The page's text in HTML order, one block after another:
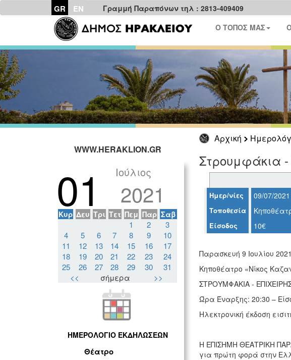
GR EN Γραμμή Παραπόνων τηλ : 2813-409409
Ο ΤΟΠΟΣ ΜΑΣ
Αρχική
WWW.HERAKLION.GR
01 Ιούλιος
2021
Κυρ Δευ Τρι Τετ Πεμ Παρ Σαβ
1 2
3
4
5 6 7 8 9
10
11
12 13 14 15 16
17
18
19 20 21 22 23
24
25
26 27 28 29 30
31
<<
σήμερα >>
ΗΜΕΡΟΛΟΓΙΟ ΕΚΔΗΛΩΣΕΩΝ
Θέατρο
Στρουμφάκια
Ημερ/νίες 09/07/
Τοποθεσία
Είσοδος 10€
Παρασκευή 9 Ιουλίου 2021
Κηποθέατρο «Νίκος
ΣΤΡΟΥΜΦΑΚΙΑ -
Ώρα Έναρξης: 20:30 –
Ηλεκτρονική έκδοση
Η ΕΠΙΣΗΜΗ ΘΕΑΤΡΙΚΗ
για πρώτη φορά στην